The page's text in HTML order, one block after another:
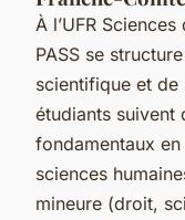
À l’UFR
PASS se
scientifique et de
étudiants suivent
fondamentaux
sciences
mineure (droit,